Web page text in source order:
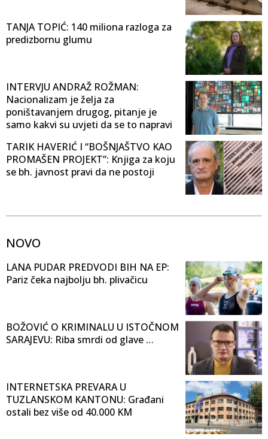
TANJA TOPIĆ: 140 miliona razloga za
predizbornu glumu
INTERVJU ANDRAŽ ROŽMAN:
Nacionalizam je želja za
poništavanjem drugog, pitanje je
samo kakvi su uvjeti da se to napravi
TARIK HAVERIĆ I “BOŠNJAŠTVO KAO
PROMAŠEN PROJEKT”: Knjiga za koju
se bh. javnost pravi da ne postoji
NOVO
LANA PUDAR PREDVODI BIH NA EP:
Pariz čeka najbolju bh. plivačicu
BOŽOVIĆ O KRIMINALU U ISTOČNOM
SARAJEVU: Riba smrdi od glave …
INTERNETSKA PREVARA U
TUZLANSKOM KANTONU: Građani
ostali bez više od 40.000 KM